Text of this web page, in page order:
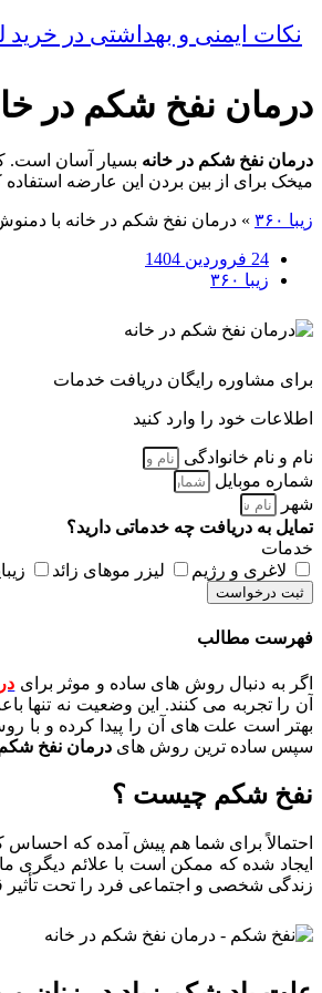
نکات ایمنی و بهداشتی در
درمان نفخ شکم در
درمان نفخ شکم در خانه بسیار آسان است.
میخک برای از بین بردن این عارضه استفاده
زیبا ۳۶۰ » درمان نفخ شکم در خانه با
24 فروردین 1404
زیبا ۳۶۰
برای مشاوره رایگان دریافت خدمات
اطلاعات خود را وارد کنید
نام و نام خانوادگی
شماره موبایل
شهر
تمایل به دریافت چه خدماتی دارید؟
خدمات
لاغری و رژیم
لیزر موهای زائد
ثبت درخواست
فهرست مطالب
اگر به دنبال روش های ساده و موثر برای
آن را تجربه می کنند. این وضعیت نه تنها
بهتر است علت های آن را پیدا کرده و با
سپس ساده ترین روش های درمان نفخ
نفخ شکم چیست ؟
احتمالاً برای شما هم پیش آمده که
ایجاد شده که ممکن است با علائم دیگری
زندگی شخصی و اجتماعی فرد را تحت تأثیر